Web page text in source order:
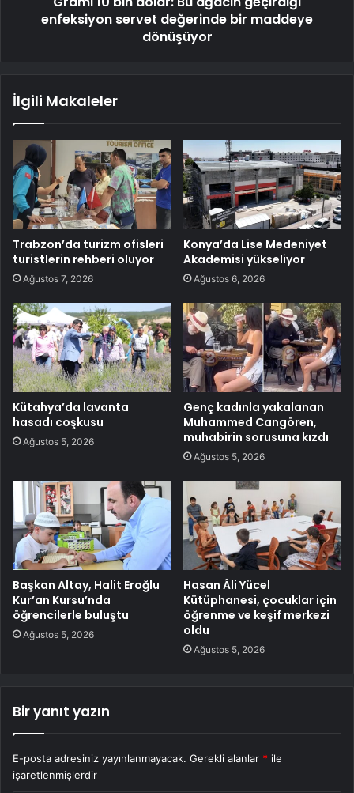
enfeksiyon servet değerinde bir maddeye
dönüşüyor
İlgili Makaleler
Trabzon’da turizm ofisleri
turistlerin rehberi oluyor
Ağustos 7, 2026
Konya’da Lise Medeniyet
Akademisi yükseliyor
Ağustos 6, 2026
Kütahya’da lavanta
hasadı coşkusu
Ağustos 5, 2026
Genç kadınla yakalanan
Muhammed Cangören,
muhabirin sorusuna kızdı
Ağustos 5, 2026
Başkan Altay, Halit Eroğlu
Kur’an Kursu’nda
öğrencilerle buluştu
Ağustos 5, 2026
Hasan Âli Yücel
Kütüphanesi, çocuklar için
öğrenme ve keşif merkezi
oldu
Ağustos 5, 2026
Bir yanıt yazın
E-posta adresiniz yayınlanmayacak. Gerekli alanlar * ile
işaretlenmişlerdir